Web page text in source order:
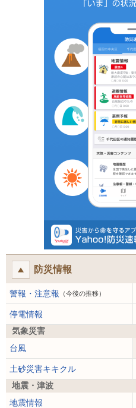
防災情報
警報・注意報 （今後の推移）
停電情報
気象災害
台風
土砂災害キキクル
地震・津波
地震情報